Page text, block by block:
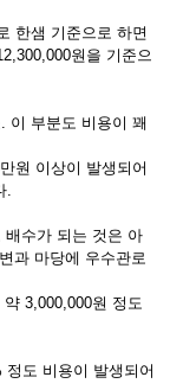
한샘 기준으로 하면
원을 기준으
이 부분도 비용이 꽤
원 이상이 발생되어
.
배수가 되는 것은 아
과 마당에 우수관로
3,000,000원 정도
도 비용이 발생되어